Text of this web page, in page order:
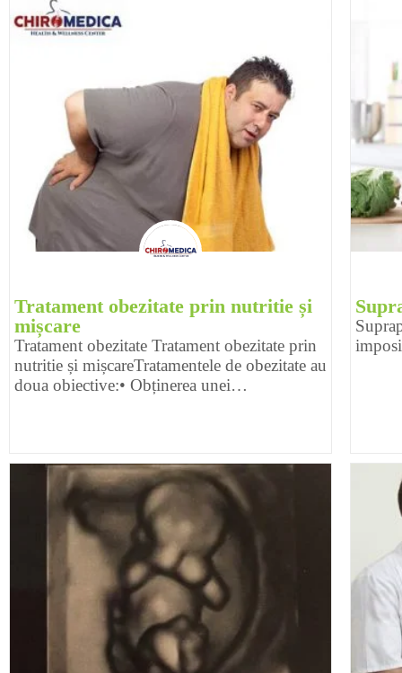
Tratament obezitate prin nutritie și
mișcare
Tratament obezitate Tratament obezitate prin
nutritie și mișcareTratamentele de obezitate au
doua obiective:• Obținerea unei…